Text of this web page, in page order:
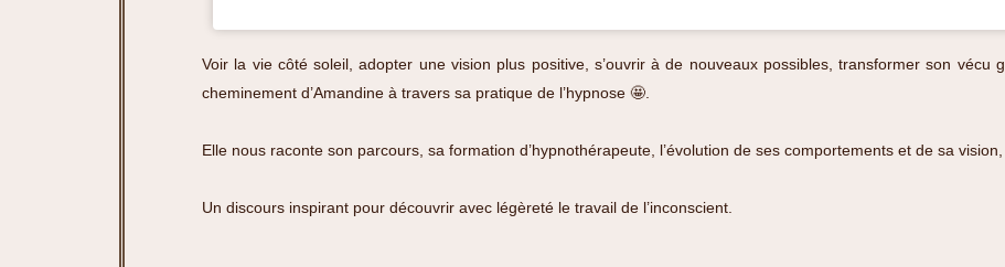
Voir la vie côté soleil, adopter une vision plus positive, s’ouvrir à de nouveaux possibles, transformer son vécu
cheminement d’Amandine à travers sa pratique de l’hypnose 🤩
Elle nous raconte son parcours, sa formation d’hypnothérapeute, l’évolution de ses comportements et de sa
Un discours inspirant pour découvrir avec légèreté le travail de l’inconscient.